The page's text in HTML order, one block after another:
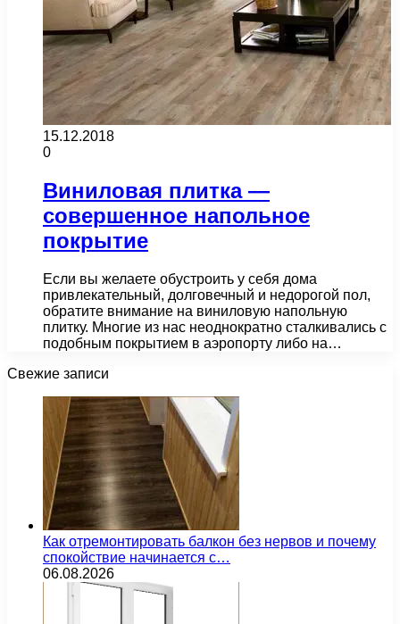
15.12.2018
0
Виниловая плитка —
совершенное напольное
покрытие
Если вы желаете обустроить у себя дома
привлекательный, долговечный и недорогой пол,
обратите внимание на виниловую напольную
плитку. Многие из нас неоднократно сталкивались с
подобным покрытием в аэропорту либо на…
Свежие записи
Как отремонтировать балкон без нервов и почему
спокойствие начинается с…
06.08.2026